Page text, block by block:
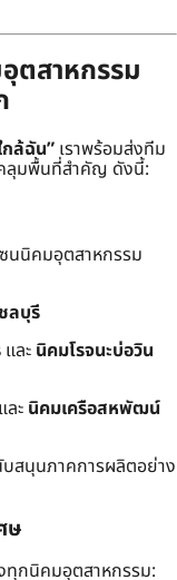
ตสาหกรรม
กล้ฉัน”เราพร้อมส่งทีม
ลุมพื้นที่สำคัญ ดังนี้:
ซนนิคมอุตสาหกรรม
ลบุรี
และ นิคมโรจนะบ่อวิน
และ นิคมเครือสหพัฒน์
สนุนภาคการผลิตอย่าง
ษ
ทุกนิคมอุตสาหกรรม: